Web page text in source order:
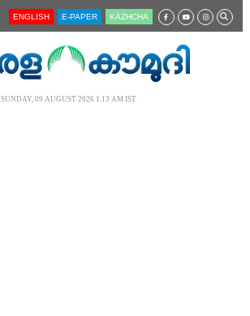
ENGLISH E-PAPER KĀZHCHA
SUNDAY, 09 AUGUST 2026 1.13 AM IST